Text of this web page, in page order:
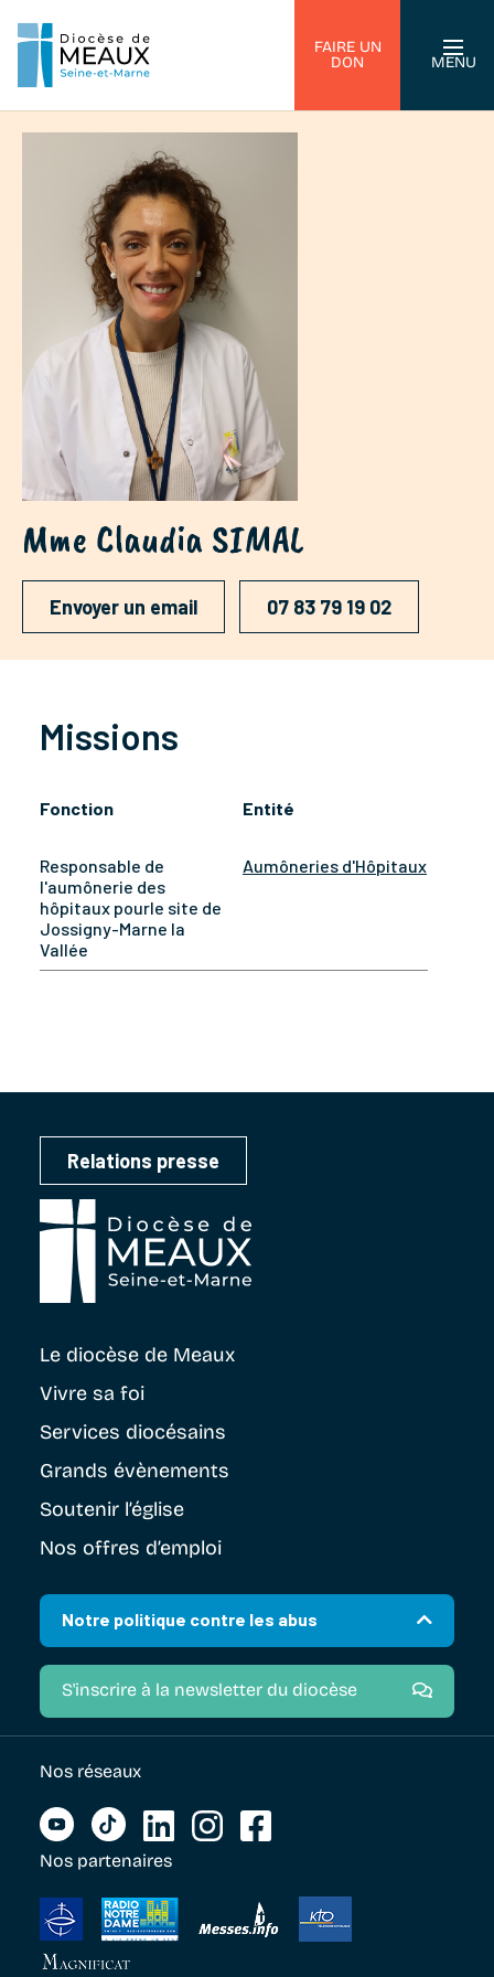
FAIRE UN
DON
MENU
Mme Claudia SIMAL
Envoyer un email 07 83 79 19 02
Missions
Fonction Entité
Responsable de
l'aumônerie des
hôpitaux pourle site de
Jossigny-Marne la
Vallée
Aumôneries d'Hôpitaux
Relations presse
Le diocèse de Meaux
Vivre sa foi
Services diocésains
Grands évènements
Soutenir l’église
Nos offres d’emploi
Notre politique contre les abus
S'inscrire à la newsletter du diocèse
Nos réseaux
Nos partenaires